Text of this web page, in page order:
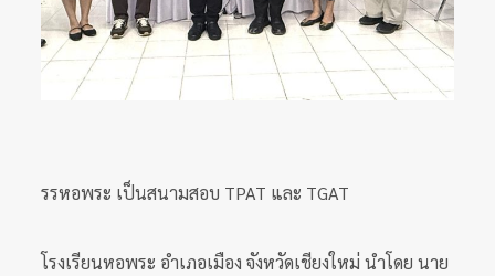
รรหอพระ เป็นสนามสอบ TPAT และ TGAT
โรงเรียนหอพระ อำเภอเมือง จังหวัดเชียงใหม่ นำโดย นาย